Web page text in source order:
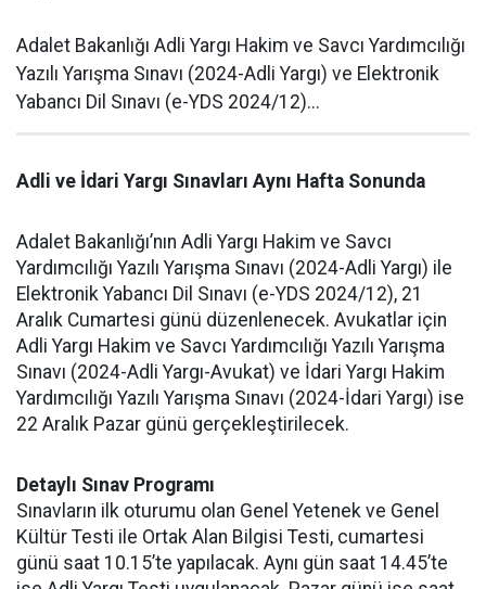
Adalet Bakanlığı Adli Yargı Hakim ve Savcı Yardımcılığı
Yazılı Yarışma Sınavı (2024-Adli Yargı) ve Elektronik
Yabancı Dil Sınavı (e-YDS 2024/12)...
Adli ve İdari Yargı Sınavları Aynı Hafta Sonunda
Adalet Bakanlığı’nın Adli Yargı Hakim ve Savcı
Yardımcılığı Yazılı Yarışma Sınavı (2024-Adli Yargı) ile
Elektronik Yabancı Dil Sınavı (e-YDS 2024/12), 21
Aralık Cumartesi günü düzenlenecek. Avukatlar için
Adli Yargı Hakim ve Savcı Yardımcılığı Yazılı Yarışma
Sınavı (2024-Adli Yargı-Avukat) ve İdari Yargı Hakim
Yardımcılığı Yazılı Yarışma Sınavı (2024-İdari Yargı) ise
22 Aralık Pazar günü gerçekleştirilecek.
Detaylı Sınav Programı
Sınavların ilk oturumu olan Genel Yetenek ve Genel
Kültür Testi ile Ortak Alan Bilgisi Testi, cumartesi
günü saat 10.15’te yapılacak. Aynı gün saat 14.45’te